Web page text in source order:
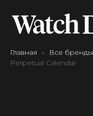
Главная Все бренды
Perpetual Calendar